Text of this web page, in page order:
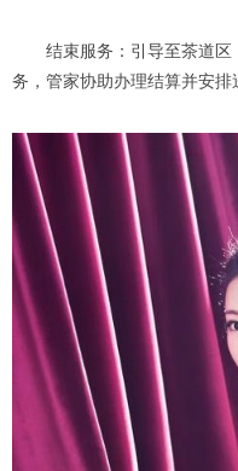
结束服务：引导至茶道区
务，管家协助办理结算并安排